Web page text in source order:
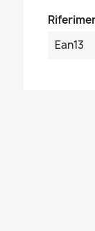
Ean13